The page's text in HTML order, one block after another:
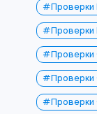
#Проверки
#Проверки